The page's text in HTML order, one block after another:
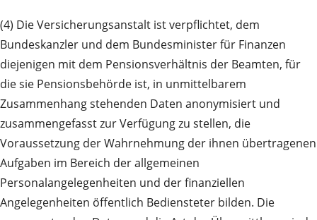
(4) Die Versicherungsanstalt ist verpflichtet, dem
Bundeskanzler und dem Bundesminister für Finanzen
diejenigen mit dem Pensionsverhältnis der Beamten, für
die sie Pensionsbehörde ist, in unmittelbarem
Zusammenhang stehenden Daten anonymisiert und
zusammengefasst zur Verfügung zu stellen, die
Voraussetzung der Wahrnehmung der ihnen übertragenen
Aufgaben im Bereich der allgemeinen
Personalangelegenheiten und der finanziellen
Angelegenheiten öffentlich Bediensteter bilden. Die